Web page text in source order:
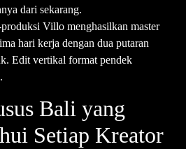
dari sekarang.
produksi Villo menghasilkan master
hari kerja dengan dua putaran
Edit vertikal format pendek
Bali yang
Setiap Kreator